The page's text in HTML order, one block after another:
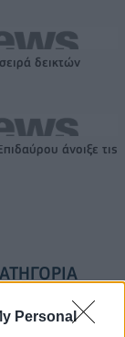
Personal
δεικτών
άνοιξε τις